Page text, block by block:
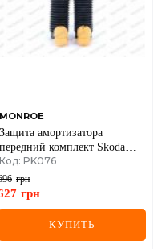
MONROE
Защита амортизатора
передний комплект Skoda
Octavia, Seat, Audi, Golf IV
Код: PK076
грн
грн
КУПИТЬ